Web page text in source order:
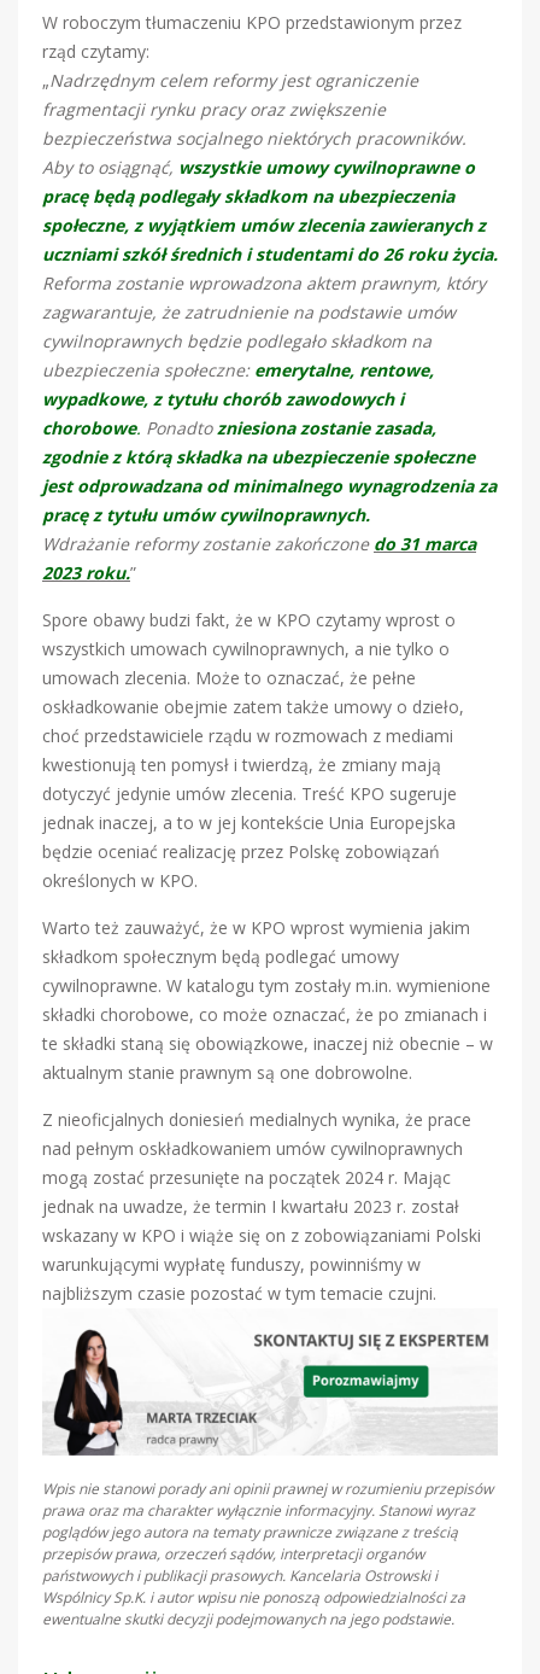
W roboczym tłumaczeniu KPO przedstawionym przez
rząd czytamy:
„Nadrzędnym celem reformy jest ograniczenie
fragmentacji rynku pracy oraz zwiększenie
bezpieczeństwa socjalnego niektórych pracowników.
Aby to osiągnąć, wszystkie umowy cywilnoprawne o
pracę będą podlegały składkom na ubezpieczenia
społeczne, z wyjątkiem umów zlecenia zawieranych z
uczniami szkół średnich i studentami do 26 roku życia.
Reforma zostanie wprowadzona aktem prawnym, który
zagwarantuje, że zatrudnienie na podstawie umów
cywilnoprawnych będzie podlegało składkom na
ubezpieczenia społeczne: emerytalne, rentowe,
wypadkowe, z tytułu chorób zawodowych i
chorobowe. Ponadtozniesiona zostanie zasada,
zgodnie z którą składka na ubezpieczenie społeczne
jest odprowadzana od minimalnego wynagrodzenia za
pracę z tytułu umów cywilnoprawnych.
Wdrażanie reformy zostanie zakończone do 31 marca
2023 roku.”
Spore obawy budzi fakt, że w KPO czytamy wprost o
wszystkich umowach cywilnoprawnych, a nie tylko o
umowach zlecenia. Może to oznaczać, że pełne
oskładkowanie obejmie zatem także umowy o dzieło,
choć przedstawiciele rządu w rozmowach z mediami
kwestionują ten pomysł i twierdzą, że zmiany mają
dotyczyć jedynie umów zlecenia. Treść KPO sugeruje
jednak inaczej, a to w jej kontekście Unia Europejska
będzie oceniać realizację przez Polskę zobowiązań
określonych w KPO.
Warto też zauważyć, że w KPO wprost wymienia jakim
składkom społecznym będą podlegać umowy
cywilnoprawne. W katalogu tym zostały m.in. wymienione
składki chorobowe, co może oznaczać, że po zmianach i
te składki staną się obowiązkowe, inaczej niż obecnie – w
aktualnym stanie prawnym są one dobrowolne.
Z nieoficjalnych doniesień medialnych wynika, że prace
nad pełnym oskładkowaniem umów cywilnoprawnych
mogą zostać przesunięte na początek 2024 r. Mając
jednak na uwadze, że termin I kwartału 2023 r. został
wskazany w KPO i wiąże się on z zobowiązaniami Polski
warunkującymi wypłatę funduszy, powinniśmy w
najbliższym czasie pozostać w tym temacie czujni.
Wpis nie stanowi porady ani opinii prawnej w rozumieniu przepisów
prawa oraz ma charakter wyłącznie informacyjny. Stanowi wyraz
poglądów jego autora na tematy prawnicze związane z treścią
przepisów prawa, orzeczeń sądów, interpretacji organów
państwowych i publikacji prasowych. Kancelaria Ostrowski i
Wspólnicy Sp.K. i autor wpisu nie ponoszą odpowiedzialności za
ewentualne skutki decyzji podejmowanych na jego podstawie.